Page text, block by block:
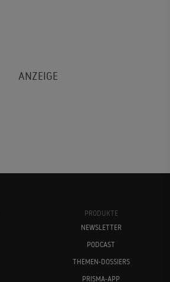
PRODUKTE
NEWSLETTER
PODCAST
THEMEN-DOSSIERS
PRISMA-APP